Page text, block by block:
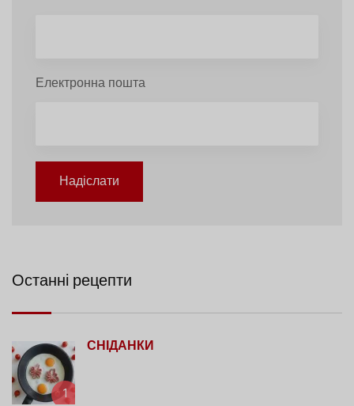
Електронна пошта
Надіслати
Останні рецепти
1
СНІДАНКИ